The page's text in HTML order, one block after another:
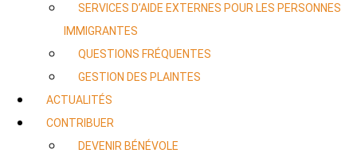
SERVICES D’AIDE EXTERNES POUR LES PERSONNES
IMMIGRANTES
QUESTIONS FRÉQUENTES
GESTION DES PLAINTES
ACTUALITÉS
CONTRIBUER
DEVENIR BÉNÉVOLE